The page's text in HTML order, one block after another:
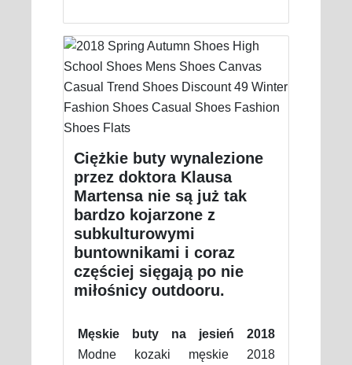
Ciężkie buty wynalezione
przez doktora Klausa
Martensa nie są już tak
bardzo kojarzone z
subkulturowymi
buntownikami i coraz
częściej sięgają po nie
miłośnicy outdooru.
Męskie buty na jesień 2018
Modne kozaki męskie 2018